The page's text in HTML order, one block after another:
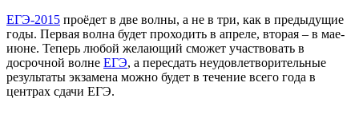
ЕГЭ-2015 проёдет в две волны, а не в три, как в предыдущие
годы. Первая волна будет проходить в апреле, вторая – в мае-
июне. Теперь любой желающий сможет участвовать в
досрочной волне ЕГЭ, а пересдать неудовлетворительные
результаты экзамена можно будет в течение всего года в
центрах сдачи ЕГЭ.